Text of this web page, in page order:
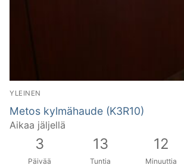
YLEINEN
Metos kylmähaude (K3R10)
Aikaa jäljellä
3
Päivää
13
Tuntia
12
Minuuttia